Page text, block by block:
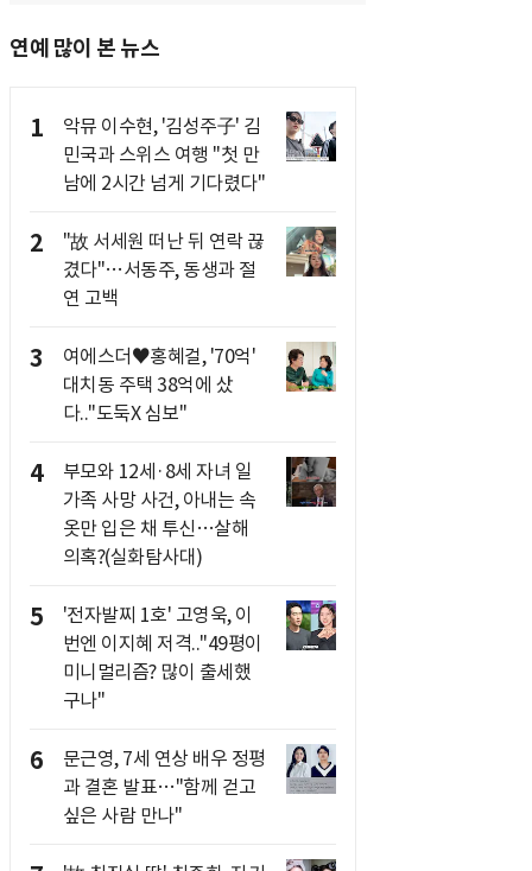
연예 많이 본 뉴스
1
악뮤 이수현, '김성주子' 김
민국과 스위스 여행 "첫 만
남에 2시간 넘게 기다렸다"
2
"故 서세원 떠난 뒤 연락 끊
겼다"…서동주, 동생과 절
연 고백
3
여에스더♥홍혜걸, '70억'
대치동 주택 38억에 샀
다.."도둑X 심보"
4
부모와 12세·8세 자녀 일
가족 사망 사건, 아내는 속
옷만 입은 채 투신…살해
의혹?(실화탐사대)
5
'전자발찌 1호' 고영욱, 이
번엔 이지혜 저격.."49평이
미니멀리즘? 많이 출세했
구나"
6
문근영, 7세 연상 배우 정평
과 결혼 발표…"함께 걷고
싶은 사람 만나"